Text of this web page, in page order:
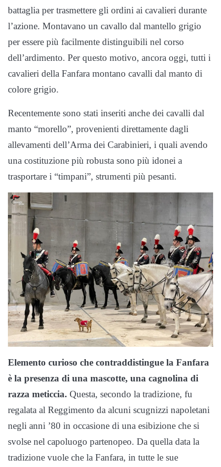
battaglia per trasmettere gli ordini ai cavalieri durante
l’azione. Montavano un cavallo dal mantello grigio
per essere più facilmente distinguibili nel corso
dell’ardimento. Per questo motivo, ancora oggi, tutti i
cavalieri della Fanfara montano cavalli dal manto di
colore grigio.
Recentemente sono stati inseriti anche dei cavalli dal
manto “morello”, provenienti direttamente dagli
allevamenti dell’Arma dei Carabinieri, i quali avendo
una costituzione più robusta sono più idonei a
trasportare i “timpani”, strumenti più pesanti.
Elemento curioso che contraddistingue la Fanfara
è la presenza di una mascotte, una cagnolina di
razza meticcia. Questa, secondo la tradizione, fu
regalata al Reggimento da alcuni scugnizzi napoletani
negli anni ’80 in occasione di una esibizione che si
svolse nel capoluogo partenopeo. Da quella data la
tradizione vuole che la Fanfara, in tutte le sue